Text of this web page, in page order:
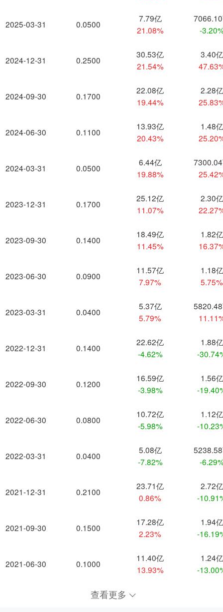
2025-03-31
2024-12-31
2024-09-30
2024-06-30
2024-03-31
2023-12-31
2023-09-30
2023-06-30
2023-03-31
2022-12-31
2022-09-30
2022-06-30
2022-03-31
2021-12-31
2021-09-30
2021-06-30
0.0500
7.79亿
21.08%
-
0.2500
30.53亿
21.54%
3.40亿
0.1700
22.08亿
19.44%
2.28亿
0.1100
13.93亿
20.43%
1.48亿
0.0500
6.44亿
19.88%
0.1700
25.12亿
11.07%
2.30亿
0.1400
18.49亿
11.45%
1.82亿
0.0900
11.57亿
7.97%
1.18亿
5.75%
0.0400
5.37亿
5.79%
0.1400
22.62亿
-4.62%
1.88亿
-
0.1200
16.59亿
-3.98%
1.56亿
-
0.0800
10.72亿
-5.98%
1.12亿
-
0.0400
5.08亿
-7.82%
-
0.2100
23.71亿
0.86%
2.72亿
-
0.1500
17.28亿
2.23%
1.94亿
-
0.1000
11.40亿
13.93%
1.24亿
-
查看更多